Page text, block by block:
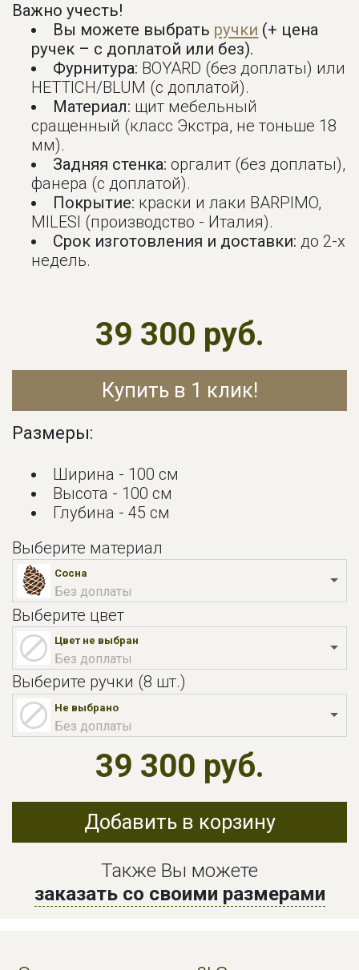
Важно учесть!
Вы можете выбрать ручки (+ цена
ручек – с доплатой или без).
Фурнитура: BOYARD (без доплаты) или
HETTICH/BLUM (с доплатой).
Материал: щит мебельный
сращенный (класс Экстра, не тоньше 18
мм).
Задняя стенка: оргалит (без доплаты),
фанера (с доплатой).
Покрытие: краски и лаки BARPIMO,
MILESI (производство - Италия).
Срок изготовления и доставки: до 2-х
недель.
Купить в 1 клик!
39 300 руб.
Размеры:
Ширина - 100 см
Высота - 100 см
Глубина - 45 см
Выберите материал
Сосна
Без доплаты
Выберите цвет
Цвет не выбран
Без доплаты
Выберите ручки (8 шт.)
Не выбрано
Без доплаты
39 300 руб.
Добавить в корзину
Также Вы можете
заказать со своими размерами